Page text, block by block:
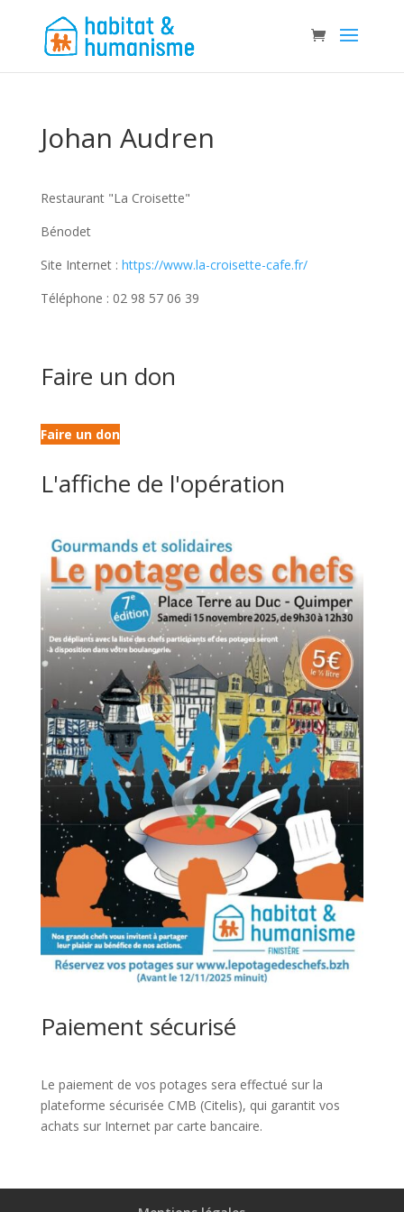
Johan Audren
Restaurant "La Croisette"
Bénodet
Site Internet : https://www.la-croisette-cafe.fr/
Téléphone : 02 98 57 06 39
Faire un don
Faire un don
L'affiche de l'opération
Paiement sécurisé
Le paiement de vos potages sera effectué sur la
plateforme sécurisée CMB (Citelis), qui garantit vos
achats sur Internet par carte bancaire.